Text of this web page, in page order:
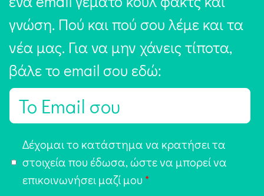
γνώση. Πού και πού σου λέμε και τα
νέα μας. Για να μην χάνεις τίποτα,
βάλε το email σου εδώ:
E
π
Δέχομαι το κατάστημα να κρατήσει τα
στοιχεία που έδωσα, ώστε να μπορεί να
επικοινωνήσει μαζί μου *